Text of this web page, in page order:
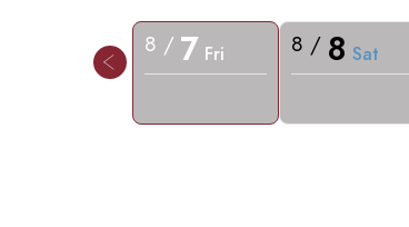
8 / 7 Fri 8 / 8 Sat